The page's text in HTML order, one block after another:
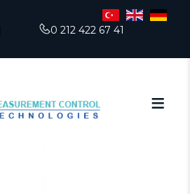
0 212 422 67 41